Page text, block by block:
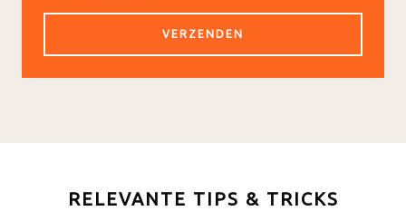
RELEVANTE TIPS & TRICKS